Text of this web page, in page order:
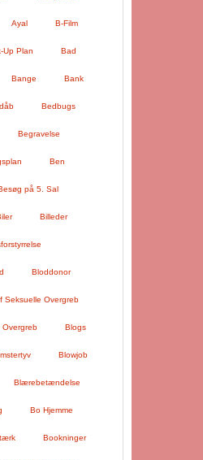
Ayal B-Film
Up Plan Bad
Bange Bank
Bedbugs
Begravelse
Ben
på 5. Sal
Billeder
Bloddonor
Seksuelle Overgreb
Overgreb Blogs
Blowjob
Blærebetændelse
Bo Hjemme
Bookninger